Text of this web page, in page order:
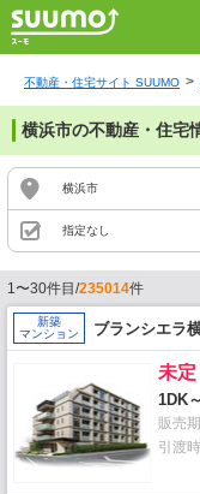
不動産・住宅サイト SUUMO
横浜市の不動産・住宅
横浜市
指定なし
1〜30件目/235014件
新築
マンション
ブランシエラ
未定
1DK
販売期
引渡